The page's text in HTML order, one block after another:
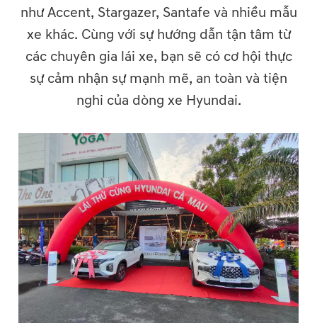
như Accent, Stargazer, Santafe và nhiều mẫu
xe khác. Cùng với sự hướng dẫn tận tâm từ
các chuyên gia lái xe, bạn sẽ có cơ hội thực
sự cảm nhận sự mạnh mẽ, an toàn và tiện
nghi của dòng xe Hyundai.